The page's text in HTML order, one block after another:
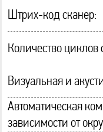
Штрих-код сканер:
Количество циклов
Визуальная и
Автоматическая
зависимости от